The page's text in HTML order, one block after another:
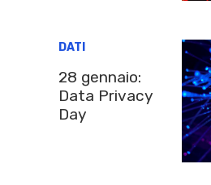
DATI
28 gennaio:
Data Privacy
Day